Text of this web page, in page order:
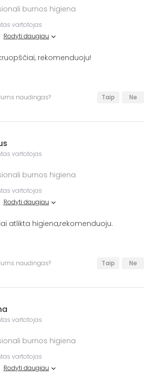
burnos higiena
vartotojas
Rodyti daugiau
rekomenduoju!
naudingas? Taip Ne
vartotojas
burnos higiena
vartotojas
Rodyti daugiau
atlikta higiena,rekomenduoju.
naudingas? Taip Ne
vartotojas
burnos higiena
vartotojas
Rodyti daugiau